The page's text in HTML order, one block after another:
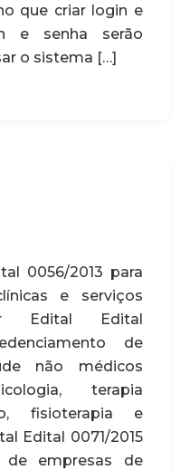
que criar login e
e senha serão
o sistema […]
0056/2013 para
e serviços
Edital Edital
de
não médicos
terapia
fisioterapia e
Edital 0071/2015
de empresas de